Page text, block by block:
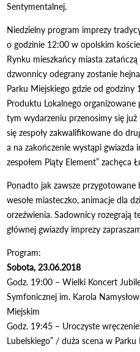
Sentymentalnej.
Niedzielny program imprezy
o godzinie 12:00 w opolskim
Rynku mieszkańcy miasta
dzwonnicy odegrany zostanie
Parku Miejskiego gdzie od
Produktu Lokalnego
tym wydarzeniu przenosimy się już
się zespoły zakwalifikowane do
a na zakończenie wystąpi gwiazda
zespołem Piąty Element” zachęca
Ponadto jak zawsze przygotowane
wesołe miasteczko, animacje dla
orzeźwienia. Sadownicy rozegrają
głównej gwiazdy imprezy
Program:
Sobota, 23.06.2018
Godz. 19:00 – Wielki Koncert
Symfonicznej im. Karola
Miejskim
Godz. 19:45 – Uroczyste
Lubelskiego” / duża scena w Parku